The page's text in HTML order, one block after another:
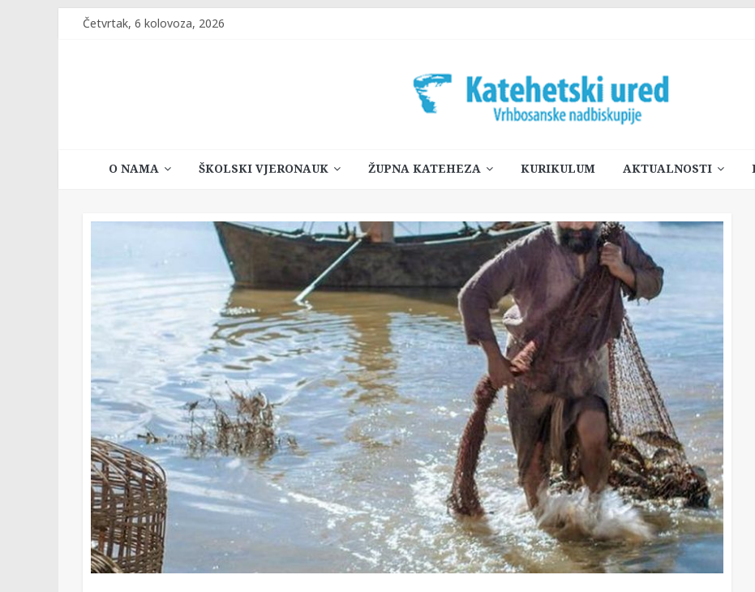
Četvrtak, 6 kolovoza, 2026
Vrhbosanske
nadbiskupije
O NAMA ŠKOLSKI VJERONAUK ŽUPNA KATEHEZA KURIKULUM AKTUALNOSTI